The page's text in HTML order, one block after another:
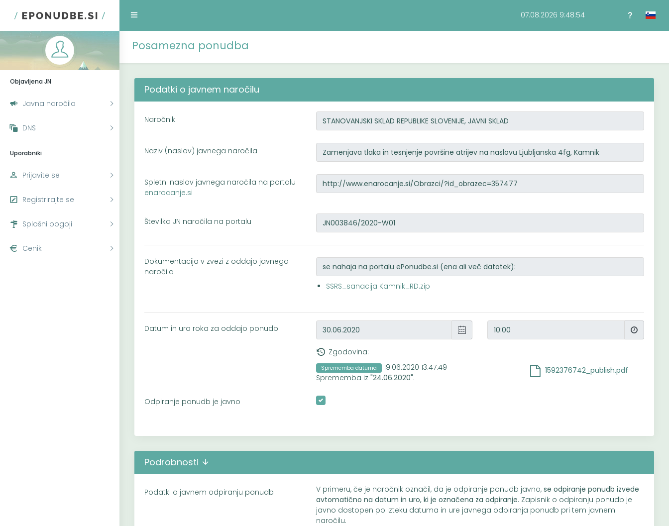
07.08.2026 9:48:55
Objavljena JN
Javna naročila
DNS
Uporabniki
Prijavite se
Registrirajte se
Splošni pogoji
Cenik
Posamezna ponudba
Podatki o javnem naročilu
Naročnik
Naziv (naslov) javnega naročila
Spletni naslov javnega naročila na portalu
enarocanje.si
Številka JN naročila na portalu
Dokumentacija v zvezi z oddajo javnega
naročila
SSRS_sanacija Kamnik_RD.zip
Datum in ura roka za oddajo ponudb
Zgodovina:
Sprememba datuma
19.06.2020 13:47:49
Sprememba iz "24.06.2020".
1592376742_publish.pdf
Odpiranje ponudb je javno
Podrobnosti
Podatki o javnem odpiranju ponudb V primeru, če je naročnik označil, da je odpiranje ponudb javno, se odpiranje ponudb izvede
avtomatično na datum in uro, ki je označena za odpiranje. Zapisnik o odpiranju ponudb je
javno dostopen po izteku datuma in ure javnega odpiranja ponudb pri tem javnem
naročilu.